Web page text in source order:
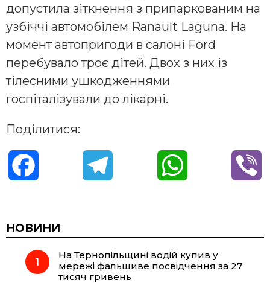
допустила зіткнення з припаркованим на
узбіччі автомобілем Ranault Laguna. На
момент автопригоди в салоні Ford
перебувало троє дітей. Двох з них із
тілесними ушкодженнями
госпіталізували до лікарні.
Поділитися:
c
e e t
НОВИНИ
На Тернопільщині водій купив у
мережі фальшиве посвідчення за 27
тисяч гривень